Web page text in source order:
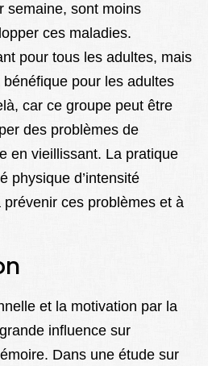
semaine, sont moins
ces maladies.
pour tous les adultes, mais
pour les adultes
car ce groupe peut être
des problèmes de
en vieillissant. La pratique
physique d’intensité
ces problèmes et à
et la motivation par la
influence sur
Dans une étude sur